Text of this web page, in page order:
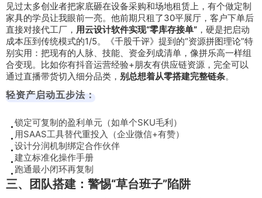
见过太多创业者把家底砸在设备采购和场地租赁上，有个做定制
家具的学员让我眼前一亮。他前期只租了30平展厅，客户下单后
直接对接代工厂， 用云设计软件实现“零库存接单” ，硬是把启动
成本压到传统模式的1/5。《千股千评》提到的“资源拼图理论”特
别实用：把现有的人脉、技能、资金列成清单，像拼乐高一样组
合变现。比如你有抖音运营经验+朋友有供应链资源，完全可以
通过直播带货切入细分品类， 别总想着从零搭建完整链条。
轻资产启动五步法：
锁定可复制的盈利单元（如单个SKU毛利）
用SAAS工具替代重投入（企业微信+有赞）
设计分润机制绑定合作伙伴
建立标准化操作手册
跑通最小闭环再复制
三、团队搭建：警惕“草台班子”陷阱